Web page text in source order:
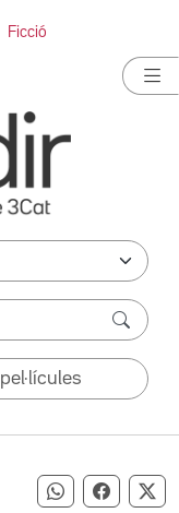
Ficció
pel·lícules
Compartir